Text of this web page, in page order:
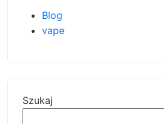
Blog
vape
Szukaj